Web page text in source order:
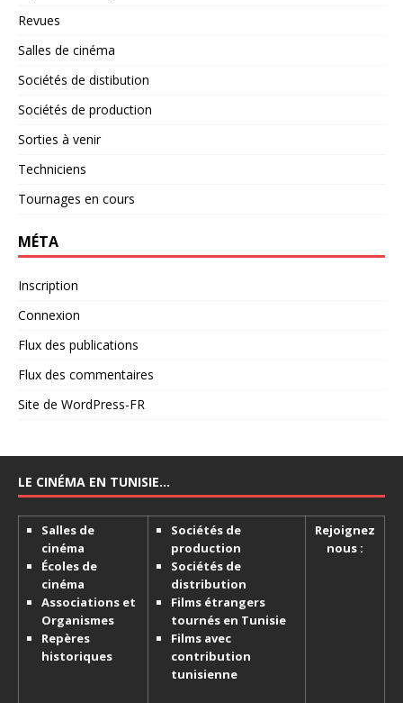
Revues
Salles de cinéma
Sociétés de distibution
Sociétés de production
Sorties à venir
Techniciens
Tournages en cours
MÉTA
Inscription
Connexion
Flux des publications
Flux des commentaires
Site de WordPress-FR
LE CINÉMA EN TUNISIE…
Salles de
cinéma
Écoles de
cinéma
Associations et
Organismes
Repères
historiques
Sociétés de
production
Sociétés de
distribution
Films étrangers
tournés en Tunisie
Films avec
contribution
tunisienne
Rejoignez
nous :